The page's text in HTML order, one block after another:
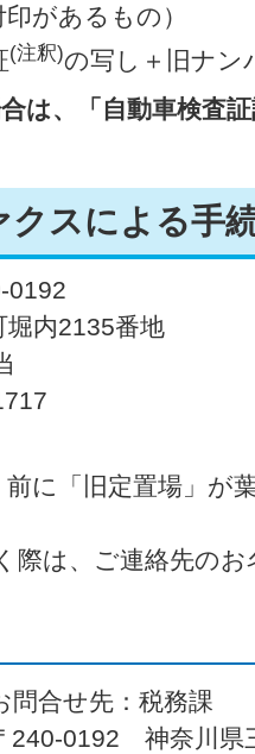
印があるもの）
(注釈)の写し＋旧ナン
は、「自動車検査
クスによる手
0192
堀内2135番地
に「旧定置場」が
際は、ご連絡先の
問合せ先：税務課
240-0192 神奈川県